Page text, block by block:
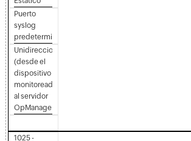
Puerto
syslog
predeterminado
Unidireccional
(desde el
dispositivo
monitoreado
al servidor
OpManager)
1025 -